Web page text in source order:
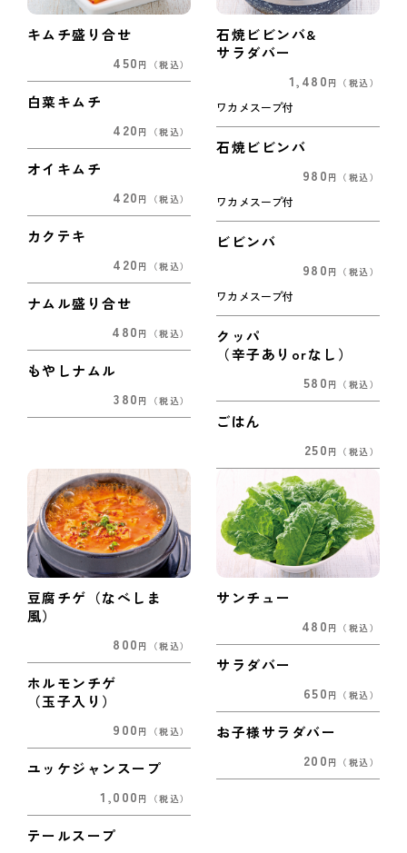
キムチ盛り合せ
450 円 （税込）
白菜キムチ
420 円 （税込）
オイキムチ
420 円 （税込）
カクテキ
420 円 （税込）
ナムル盛り合せ
480 円 （税込）
もやしナムル
380 円 （税込）
石焼ビビンバ&
サラダバー
1,480 円 （税込）
ワカメスープ付
石焼ビビンバ
980 円 （税込）
ワカメスープ付
ビビンバ
980 円 （税込）
ワカメスープ付
クッパ
（辛子ありorなし）
580 円 （税込）
ごはん
250 円 （税込）
豆腐チゲ（なべしま
風）
800 円 （税込）
ホルモンチゲ
（玉子入り）
900 円 （税込）
ユッケジャンスープ
1,000 円 （税込）
テールスープ
サンチュー
480 円 （税込）
サラダバー
650 円 （税込）
お子様サラダバー
200 円 （税込）